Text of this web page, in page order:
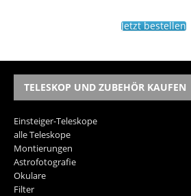
Jetzt bestellen
TELESKOP UND ZUBEHÖR KAUFEN
Einsteiger-Teleskope
alle Teleskope
Montierungen
Astrofotografie
Okulare
Filter